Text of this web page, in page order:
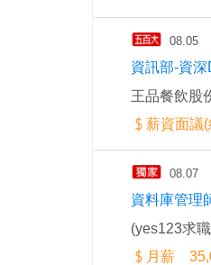
08.05
資訊部-資
王品餐飲股
薪資面議
08.07
資料庫管理
(yes123求
月薪